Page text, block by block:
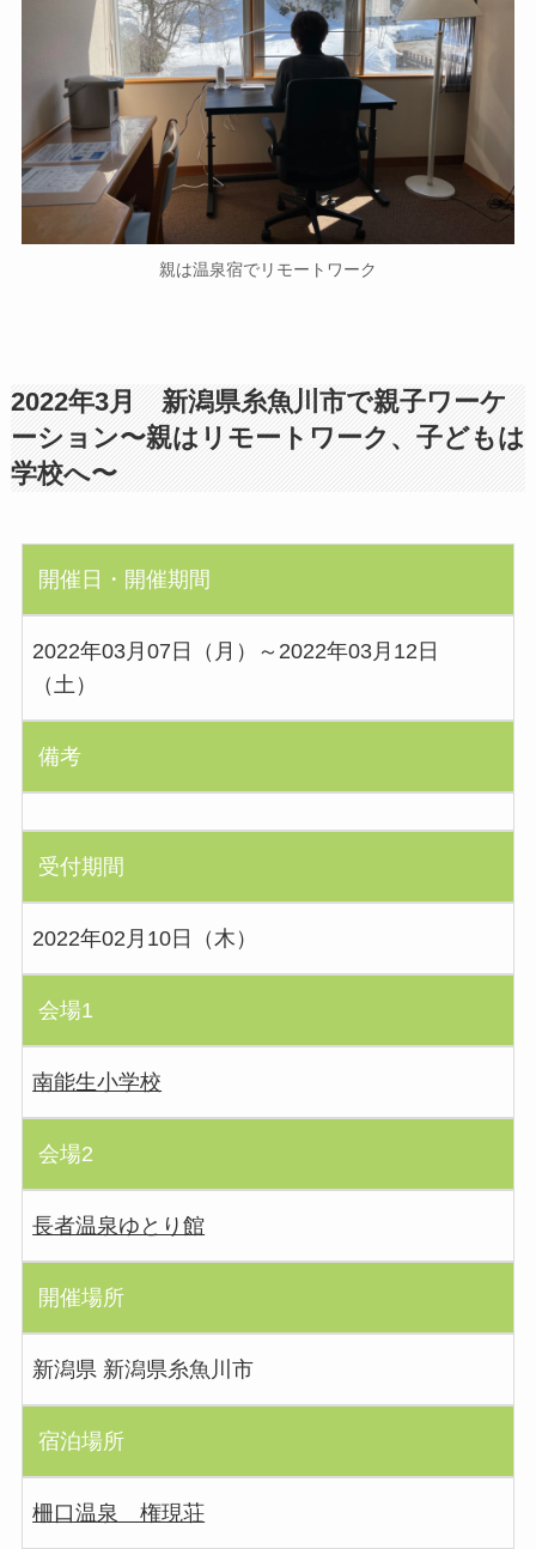
親は温泉宿でリモートワーク
2022年3月 新潟県糸魚川市で親子ワーケ
ーション〜親はリモートワーク、子どもは
学校へ〜
開催日・開催期間
2022年03月07日（月）～2022年03月12日
（土）
備考
受付期間
2022年02月10日（木）
会場1
南能生小学校
会場2
長者温泉ゆとり館
開催場所
新潟県 新潟県糸魚川市
宿泊場所
柵口温泉 権現荘